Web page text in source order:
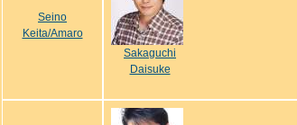
Seino
Keita/Amaro
Sakaguchi
Daisuke